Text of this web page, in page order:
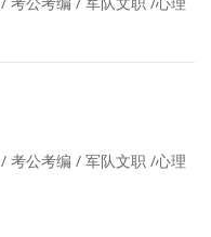
考公考编 / 军队文职 /心理